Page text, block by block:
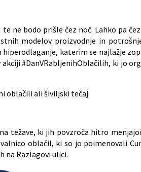
ne bodo prišle čez noč. Lahko pa
modelov proizvodnje in
katerim se najlažje
#DanVRabljenihOblačilih, ki jo
oblačili ali šiviljski tečaj.
težave, ki jih povzroča hitro
oblačil, ki so jo poimenovali
na Razlagovi ulici.